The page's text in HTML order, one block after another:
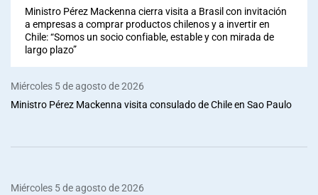
Ministro Pérez Mackenna cierra visita a Brasil con invitación
a empresas a comprar productos chilenos y a invertir en
Chile: “Somos un socio confiable, estable y con mirada de
largo plazo”
Miércoles 5 de agosto de 2026
Ministro Pérez Mackenna visita consulado de Chile en Sao Paulo
Miércoles 5 de agosto de 2026